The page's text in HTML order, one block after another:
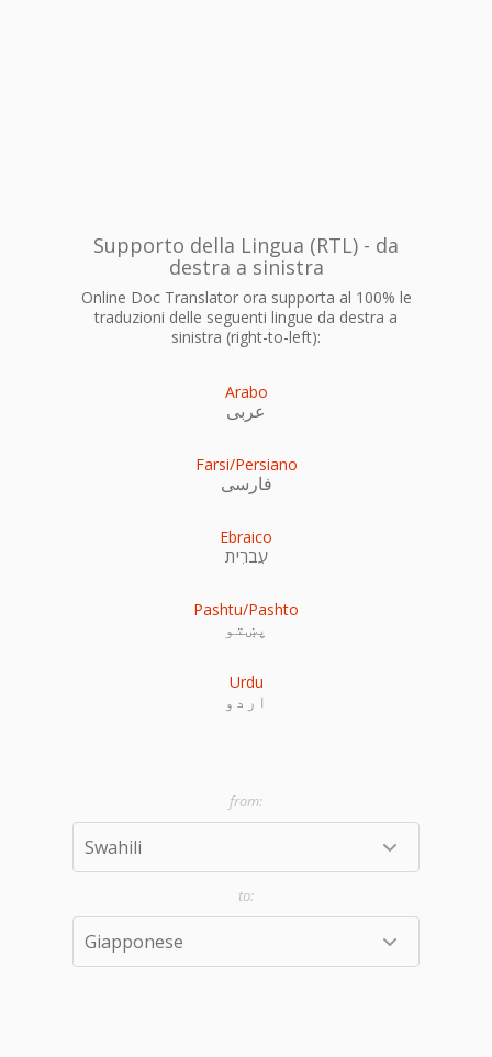
Supporto della Lingua (RTL) - da
destra a sinistra
Online Doc Translator ora supporta al 100% le
traduzioni delle seguenti lingue da destra a
sinistra (right-to-left):
Arabo
عربى
Farsi/Persiano
فارسی
Ebraico
עִברִית
Pashtu/Pashto
پښتو
Urdu
اردو